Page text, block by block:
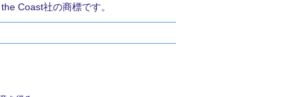
Coast社の商標です。